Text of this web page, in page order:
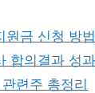
원금 신청 방법
합의결과 성
련주 총정리